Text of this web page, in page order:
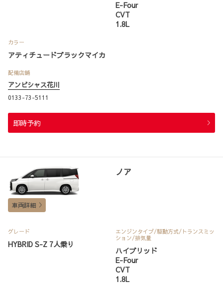
E-Four
CVT
1.8L
カラー
アティチュードブラックマイカ
配備店舗
アンビシャス花川
0133-73-5111
即時予約
ノア
車両詳細
グレード
HYBRID S-Z 7人乗り
エンジンタイプ/駆動方式/ トランスミッ
ション/排気量
ハイブリッド
E-Four
CVT
1.8L